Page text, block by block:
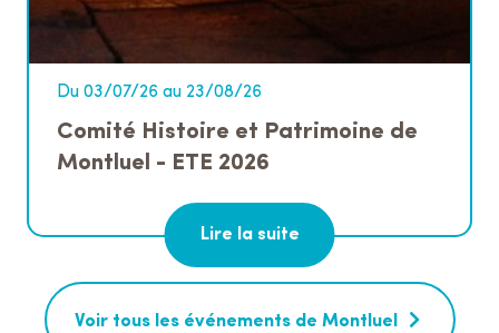
Du 03/07/26 au 23/08/26
Comité Histoire et Patrimoine de
Montluel - ETE 2026
Lire la suite
Voir tous les événements de Montluel